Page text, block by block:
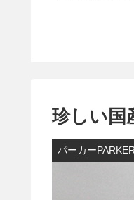
珍しい国
パーカーPARKER